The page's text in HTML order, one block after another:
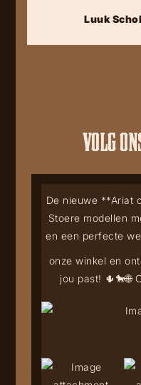
Luuk
VOLG
De nieuwe **Ariat
Stoere modellen
en een perfecte
onze winkel en
jou past! 🌵🐎🌐